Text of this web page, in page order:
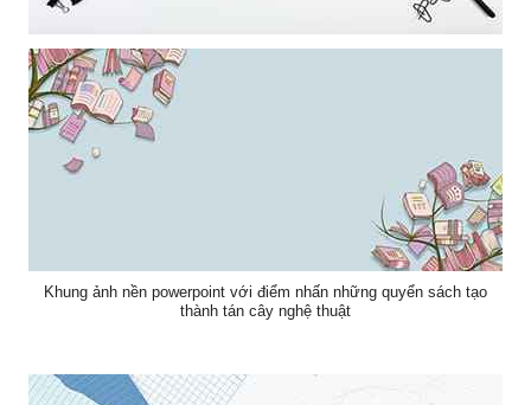
Khung ảnh nền powerpoint trang trí bổi các vật dụng làm việc nghệ
Khung ảnh nền powerpoint với điểm nhấn những quyển sách tạo
thành tán cây nghệ thuật